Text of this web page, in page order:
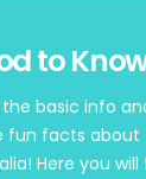
to
the basic info
fun facts about
Here you will